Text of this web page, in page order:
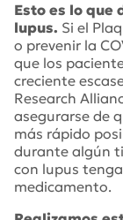
Esto es lo que
lupus. Si el
o prevenir la
que los
creciente
Research
asegurarse de
más rápido
durante algún
con lupus
medicamento.